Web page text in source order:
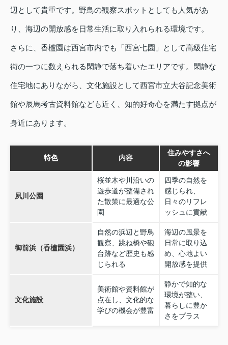
辺として貴重です。野鳥の観察スポットとしても人気があ
り、海辺の開放感を日常生活に取り入れられる環境です。
さらに、香櫨園は西宮市内でも「西宮七園」として高級住宅
街の一つに数えられる閑静で落ち着いたエリアです。閑静な
住宅地にありながら、文化施設として西宮市立大谷記念美術
館や辰馬考古資料館なども近く、知的好奇心を満たす拠点が
身近にあります。
特色 内容
住みやすさへ
の影響
夙川公園
桜並木や川沿いの
遊歩道が整備され
た散策に最適な公
園
四季の自然を
感じられ、
日々のリフレ
ッシュに貢献
御前浜（香櫨園浜）
自然の浜辺と野鳥
観察、跳ね橋や砲
台跡など歴史も感
じられる
海辺の風景を
日常に取り込
め、心地よい
開放感を提供
文化施設
美術館や資料館が
点在し、文化的な
学びの機会が豊富
静かで知的な
環境が整い、
暮らしに豊か
さをプラス